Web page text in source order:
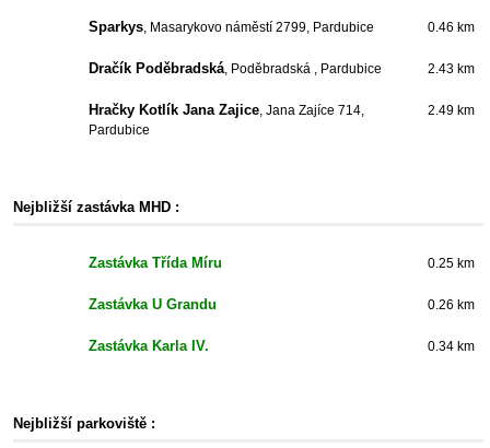
Sparkys, Masarykovo náměstí 2799, Pardubice 0.46 km
Dračík Poděbradská, Poděbradská , Pardubice 2.43 km
Hračky Kotlík Jana Zajice, Jana Zajíce 714,
Pardubice
2.49 km
Nejbližší zastávka MHD :
Zastávka Třída Míru 0.25 km
Zastávka U Grandu 0.26 km
Zastávka Karla IV. 0.34 km
Nejbližší parkoviště :